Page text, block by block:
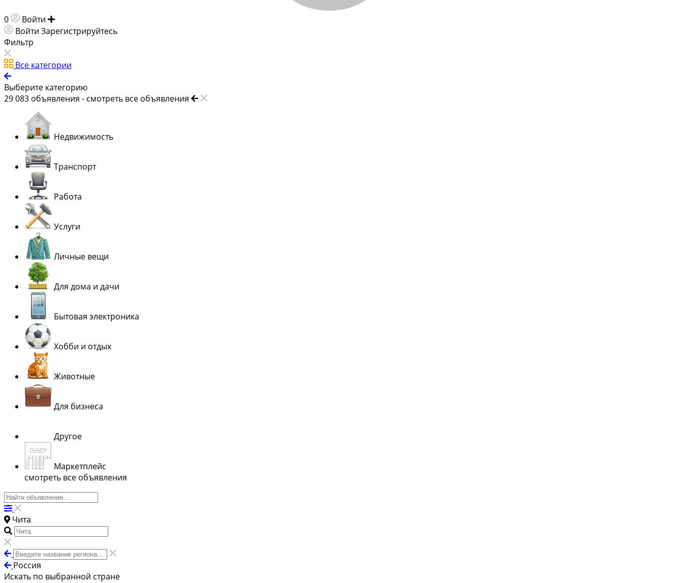
0 Войти
Войти Зарегистрируйтесь
Фильтр
Все категории
Выберите категорию
29 083 объявления - смотреть все объявления
Недвижимость
Транспорт
Работа
Услуги
Личные вещи
Для дома и дачи
Бытовая электроника
Хобби и отдых
Животные
Для бизнеса
Другое
Маркетплейс
смотреть все объявления
Чита
Россия
Искать по выбранной стране